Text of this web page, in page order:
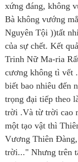
xứng đáng, không
Bà không vướng
Nguyên Tội ))tất
của sự chết. Kết
Trinh Nữ Ma-ria
cương không tì vết
biết bao nhiêu đến
trọng đại tiếp theo
trời .Và từ trời cao
một tạo vật thì
Vương Thiên
trời..." Nhưng trên